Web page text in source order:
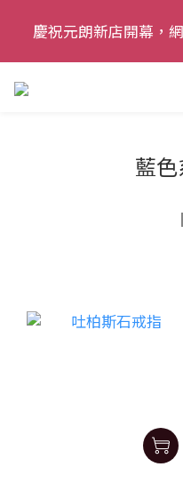
慶祝元朗新店開幕，
慶祝元朗新店開幕，
追蹤我哋Instagram:
慶祝元朗新店開幕，
藍